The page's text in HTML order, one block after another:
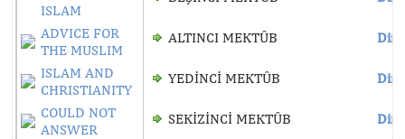
ISLAM
ADVICE FOR
THE MUSLIM
ISLAM AND
CHRISTIANITY
COULD NOT
ANSWER
ALTINCI MEKTÛB
YEDİNCİ MEKTÛB
SEKİZİNCİ MEKTÛB